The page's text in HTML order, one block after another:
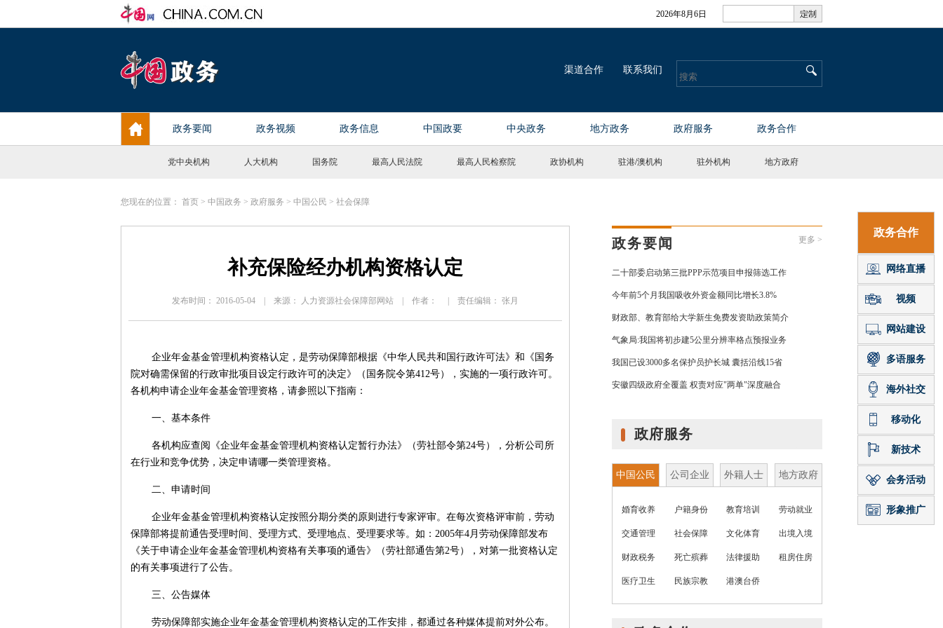
党中央机构 人大机构 国务院 最高人民法院 最高人民检察院 政协机构 驻港/澳机构 驻外机构 地方政府
您现在的位置： 首页 > 中国政务 > 政府服务 > 中国公民 > 社会保障
补充保险经办机构资格认定
发布时间： 2016-05-04 | 来源： 人力资源社会保障部网站 | 作者： | 责任编辑： 张月
企业年金基金管理机构资格认定，是劳动保障部根据《中华人民共和国行政许可法》和《国务
院对确需保留的行政审批项目设定行政许可的决定》（国务院令第412号），实施的一项行政许可。
各机构申请企业年金基金管理资格，请参照以下指南：
一、基本条件
各机构应查阅《企业年金基金管理机构资格认定暂行办法》（劳社部令第24号），分析公司所
在行业和竞争优势，决定申请哪一类管理资格。
二、申请时间
企业年金基金管理机构资格认定按照分期分类的原则进行专家评审。在每次资格评审前，劳动
保障部将提前通告受理时间、受理方式、受理地点、受理要求等。如：2005年4月劳动保障部发布
《关于申请企业年金基金管理机构资格有关事项的通告》（劳社部通告第2号），对第一批资格认定
的有关事项进行了公告。
三、公告媒体
劳动保障部实施企业年金基金管理机构资格认定的工作安排，都通过各种媒体提前对外公布。
政务要闻 更多 >
二十部委启动第三批PPP示范项目申报筛选工作
今年前5个月我国吸收外资金额同比增长3.8%
财政部、教育部给大学新生免费发资助政策简介
气象局:我国将初步建5公里分辨率格点预报业务
我国已设3000多名保护员护长城 囊括沿线15省
安徽四级政府全覆盖 权责对应"两单"深度融合
政府服务
中国公民 公司企业 外籍人士 地方政府
婚育收养 户籍身份 教育培训 劳动就业
交通管理 社会保障 文化体育 出境入境
财政税务 死亡殡葬 法律援助 租房住房
医疗卫生 民族宗教 港澳台侨